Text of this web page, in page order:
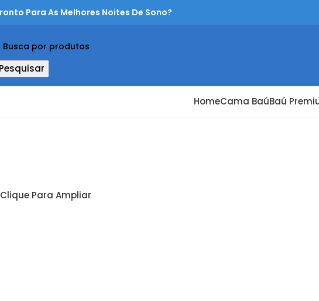
Para As Melhores Noites De Sono?
HomeCama BaúBaú
Clique Para Ampliar